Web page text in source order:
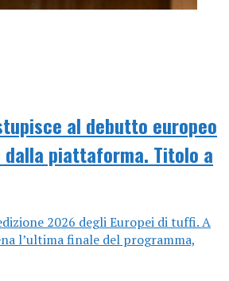
al debutto europeo
piattaforma. Titolo a
2026 degli Europei di tuffi. A
l’ultima finale del programma,